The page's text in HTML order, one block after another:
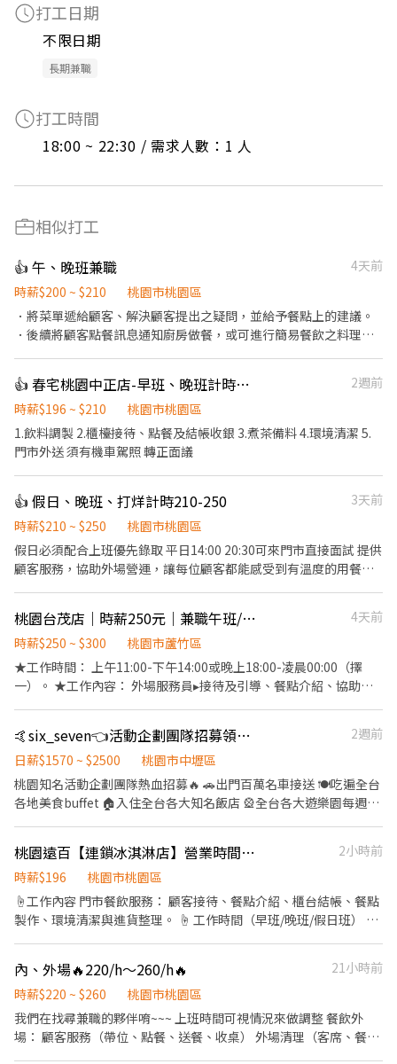
打工日期
不限日期
長期兼職
打工時間
18:00 ~ 22:30 / 需求人數：1 人
相似打工
👍 午、晚班兼職
4天前
時薪$200 ~ $210
桃園市桃園區
．將菜單遞給顧客、解決顧客提出之疑問，並給予餐點上的建議。
．後續將顧客點餐訊息通知廚房做餐，或可進行簡易餐飲之料理，
手，處理烹飪前與烹飪中之準備工作與其他餐廳相關事務。 ．負責
洗、剝、削、切各種食材。 ．負責清理工作環境、設備和餐具。 ．
準備不同餐點所需要的食材。 ．協助測量食材的容量與重量。 ．負
責擺盤、打包外帶
👍 春宅桃園中正店-早班、晚班計時人員
2週前
時薪$196 ~ $210
桃園市桃園區
1.飲料調製 2.櫃檯接待、點餐及結帳收銀 3.煮茶備料 4.環境清潔 5.
門市外送 須有機車駕照 轉正面議
👍 假日、晚班、打烊計時210-250
3天前
時薪$210 ~ $250
桃園市桃園區
假日必須配合上班優先錄取 平日14:00 20:30可來門市直接面試 提供
顧客服務，協助外場營運，讓每位顧客都能感受到有溫度的用餐體
桃園台茂店｜時薪250元｜兼職午班/晚班外場
4天前
時薪$250 ~ $300
桃園市蘆竹區
★工作時間： 上午11:00-下午14:00或晚上18:00-凌晨00:00（擇
一）。 ★工作內容： 外場服務員▸接待及引導、餐點介紹、協助顧
上。 此為長期工讀，短期者請勿投遞，錄取後須提供餐飲從業人員
體檢報告。 ★薪資福利： 時薪250元，00:00後每小時+50元夜班津
貼。 依據崗位學習、工作表現、配合度可上調薪資。 全日免費供
膳、員工折扣、春節團圓假、春酒、定期健康檢查。
🤙six_seven👈活動企劃團隊招募領隊康輔招募🫶🏻
2週前
日薪$1570 ~ $2500
桃園市中壢區
桃園知名活動企劃團隊熱血招募🔥 🚗出門百萬名車接送 🍽️吃遍全台
各地美食buffet 🏠入住全台各大知名飯店 🎡全台各大遊樂園每週使
活動團隊-瘋之追憶🔥 只要你！ 🤣活潑愛笑沒有偶包 💓心地善良愛
上進 🌉喜歡旅遊到處趴趴走 🧗🏻吃苦耐勞喜歡學各種技能 🗣️是個超
級大E人（I人也有機會成為E人） 🏠喜歡團隊是一個大家庭的感覺
🏫不影響學業顧好工作 ❤️只要擁有以上條件，都歡迎你加入我們的
大家庭，不怕你不開心，只怕你每天笑到肚子痛 走過路過千萬不要
動💪 —————-我是可愛的分隔線———————- 🧳工作類別：領
隊、領團人員、隊輔 🦾工作性質：帶領國小、國中、高中、社會人
薪資條件：面議 業界待遇最高 🔞應徵條件：高中畢業 有活力 有熱
情皆可❗️ #薪資待遇業界最高 #員工活動多到數不完 #員工福利那是必
桃園遠百【連鎖冰淇淋店】營業時間內彈性排班
2小時前
時薪$196
桃園市桃園區
☝工作內容 門市餐飲服務： 顧客接待、餐點介紹、櫃台結帳、餐點
製作、環境清潔與進貨整理。 ☝ 工作時間（早班/晚班/假日班） ▸
內、外場🔥220/h～260/h🔥
21小時前
時薪$220 ~ $260
桃園市桃園區
我們在找尋兼職的夥伴唷~~~ 上班時間可視情況來做調整 餐飲外
場： 顧客服務（帶位、點餐、送餐、收桌） 外場清理（客席、餐